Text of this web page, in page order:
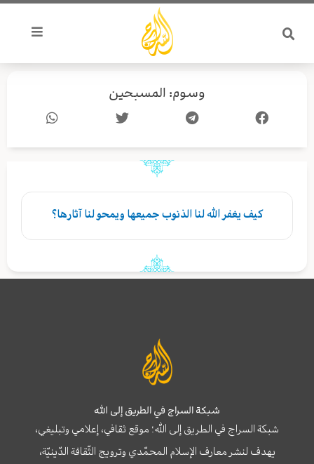
تخطي
المحتوى
وسوم: المسبحين
کیف یغفر الله لنا الذنوب جميعها ويمحو لنا آثارها؟
شبكة السراج في الطريق إلى الله
شبكة السراج في الطريق إلى الله؛ موقع ثقافي، إعلامي وتبليغي،
يهدف لنشر معارف الإسلام المحمّدي وترويج الثّقافة الدّينيّة،